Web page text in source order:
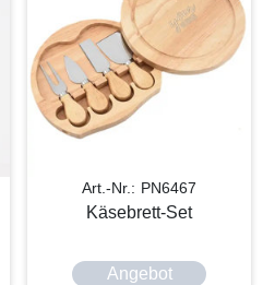
Art.-Nr.: PN6467
Käsebrett-Set
Angebot